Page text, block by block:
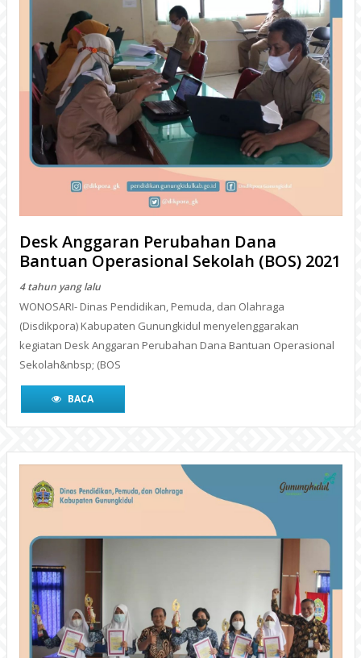
Desk Anggaran Perubahan Dana
Bantuan Operasional Sekolah (BOS) 2021
4 tahun yang lalu
WONOSARI- Dinas Pendidikan, Pemuda, dan Olahraga
(Disdikpora) Kabupaten Gunungkidul menyelenggarakan
Sekolah&nbsp; (BOS
BACA